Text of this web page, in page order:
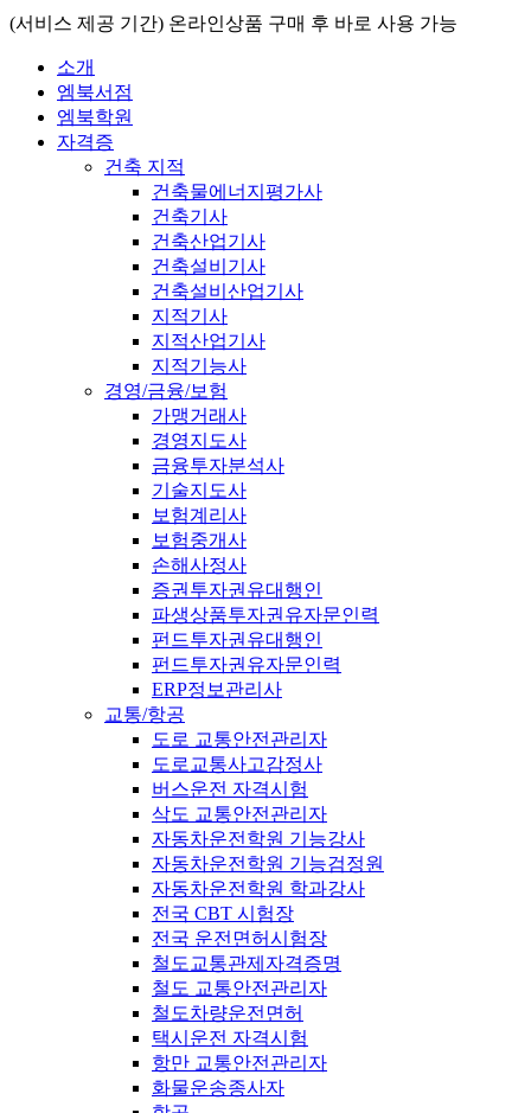
(서비스 제공 기간) 온라인상품 구매 후 바로 사용 가능
소개
엠북서점
엠북학원
자격증
건축 지적
건축물에너지평가사
건축기사
건축산업기사
건축설비기사
건축설비산업기사
지적기사
지적산업기사
지적기능사
경영/금융/보험
가맹거래사
경영지도사
금융투자분석사
기술지도사
보험계리사
보험중개사
손해사정사
증권투자권유대행인
파생상품투자권유자문인력
펀드투자권유대행인
펀드투자권유자문인력
ERP정보관리사
교통/항공
도로 교통안전관리자
도로교통사고감정사
버스운전 자격시험
삭도 교통안전관리자
자동차운전학원 기능강사
자동차운전학원 기능검정원
자동차운전학원 학과강사
전국 CBT 시험장
전국 운전면허시험장
철도교통관제자격증명
철도 교통안전관리자
철도차량운전면허
택시운전 자격시험
항만 교통안전관리자
화물운송종사자